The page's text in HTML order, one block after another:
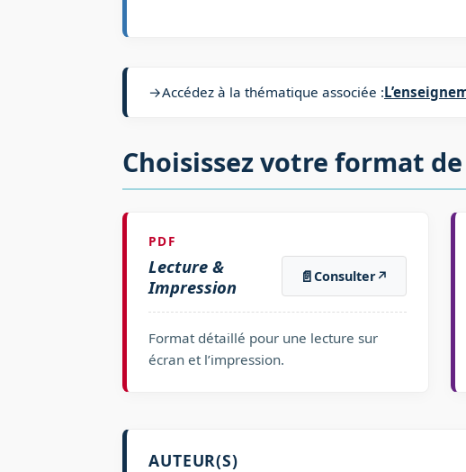
→Accédez à la thématique associée :
Choisissez votre format
PDF
Lecture &
Impression
📄Consulter↗
Format détaillé pour une lecture sur
écran et l’impression.
AUTEUR(S)